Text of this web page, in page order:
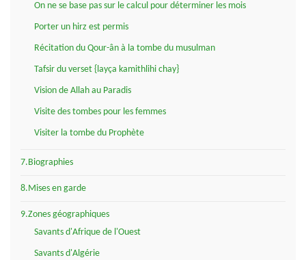
On ne se base pas sur le calcul pour déterminer les mois
Porter un hirz est permis
Récitation du Qour-ân à la tombe du musulman
Tafsir du verset {layça kamithlihi chay}
Vision de Allah au Paradis
Visite des tombes pour les femmes
Visiter la tombe du Prophète
7.Biographies
8.Mises en garde
9.Zones géographiques
Savants d'Afrique de l'Ouest
Savants d'Algérie